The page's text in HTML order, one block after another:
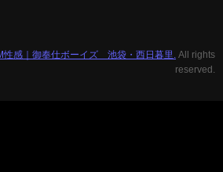
性感｜御奉仕ボーイズ 池袋・西日暮里. All rights
reserved.